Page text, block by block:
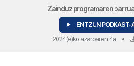
Zainduz programaren
ENTZUN PODKAST-
2024(e)ko azaroaren 4a •